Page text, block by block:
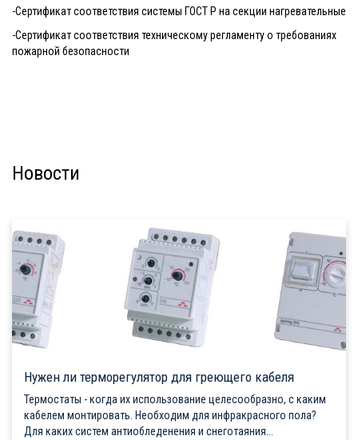
-Сертификат соответствия системы ГОСТ Р на секции нагревательные
-Сертификат соответствия техническому регламенту о требованиях
пожарной безопасности
Новости
Нужен ли терморегулятор для греющего кабеля
Термостаты - когда их использование целесообразно, с каким
кабелем монтировать. Необходим для инфракрасного пола?
Для каких систем антиобледенения и снеготаяния...